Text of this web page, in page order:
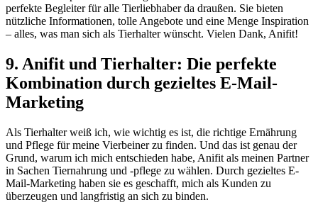
perfekte​ Begleiter für alle Tierliebhaber da draußen. Sie bieten
nützliche Informationen, tolle Angebote‌ und eine Menge Inspiration
– ⁤alles, was⁣ man sich als Tierhalter wünscht. Vielen Dank, Anifit!
9. Anifit und Tierhalter: Die perfekte
Kombination durch gezieltes E-Mail-
Marketing
Als Tierhalter weiß ich, wie wichtig es ⁢ist, die richtige Ernährung
und ⁢Pflege für meine Vierbeiner zu finden. Und‍ das ist genau der
‌Grund, warum ich mich entschieden habe, Anifit als meinen ​Partner
in Sachen ⁣Tiernahrung und -pflege zu wählen. Durch⁤ gezieltes E-
Mail-Marketing haben sie ⁣es geschafft, mich ⁤als Kunden zu
überzeugen und langfristig ‍an sich zu binden.